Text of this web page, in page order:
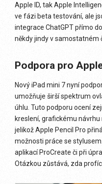
Apple ID, tak Apple
ve fázi beta testování, ale
integrace ChatGPT přímo
někdy jindy v samostatném
Podpora pro
Nový iPad mini 7 nyní
umožňuje širší spektrum
úhlu. Tuto podporu ocení
kreslení, grafickému
jelikož Apple Pencil Pro
možnosti práce se
aplikací ProCreate či při
Otázkou zůstává, zda